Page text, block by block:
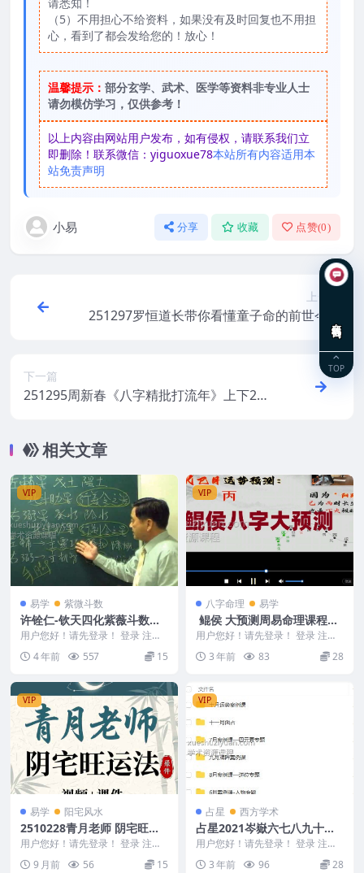
（5）不用担心不给资料，如果没有及时回复也不用担
心，看到了都会发给您的！放心！
温馨提示： 部分玄学、武术、医学等资料非专业人士
请勿模仿学习，仅供参考！
以上内容由网站用户发布，如有侵权，请联系我们立
即删除！联系微信：yiguoxue78本站所有内容适用本
站免责声明
小易 分享 收藏 点赞(0)
上一篇
251297罗恒道长带你看懂童子命的前世今生
上下 2集视频Y
下一篇
251295周新春《八字精批打流年》上下2
相关文章
VIP
易学 紫微斗数
许铨仁-钦天四化紫薇斗数命
理学24视频+讲义
用户您好！请先登录！ 登录 注册
许铨仁-钦天四化紫薇斗数命理学2
4讲+讲义 编...
4 年前 557 15
VIP
八字命理 易学
鲲侯 大预测周易命理课程视
频课程58集
用户您好！请先登录！ 登录 注册
鲲侯大预测周易命理课程视频课程
58集，让你了解...
3 年前 83 28
VIP
易学 阳宅风水
2510228青月老师 阴宅旺运
法 视频+课件Y
用户您好！请先登录！ 登录 注册
青月老师 阴宅旺运法 视频+课件Y
25102...
9 月前 56 15
VIP
占星 西方学术
占星2021岑嶽六七八九十十
一月案例 6期案例视频24集
用户您好！请先登录！ 登录 注册
占星2021岑嶽六七八九十十一月
案例 Y230...
3 年前 96 28
TOP